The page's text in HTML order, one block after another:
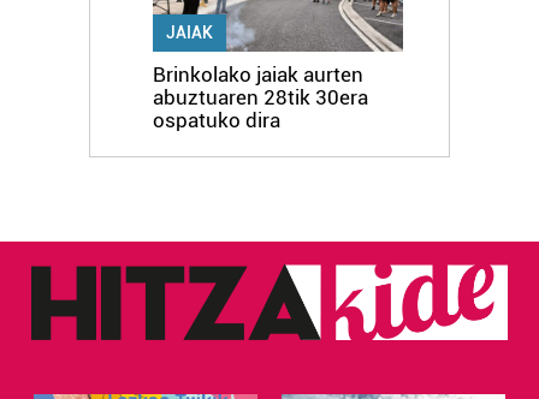
JAIAK
Brinkolako jaiak aurten
abuztuaren 28tik 30era
ospatuko dira